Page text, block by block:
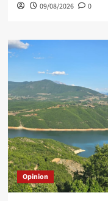
09/08/2026 0
Opinion